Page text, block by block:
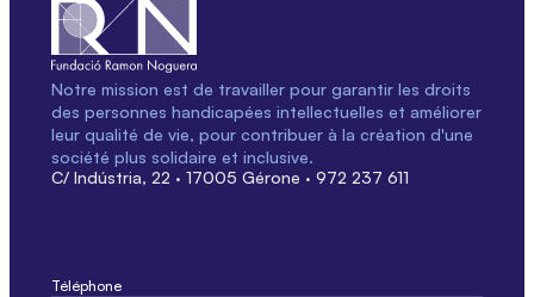
Notre mission est de travailler pour garantir les droits
des personnes handicapées intellectuelles et améliorer
leur qualité de vie, pour contribuer à la création d'une
société plus solidaire et inclusive.
C/ Indústria, 22 · 17005 Gérone · 972 237 611
Téléphone